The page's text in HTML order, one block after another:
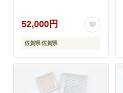
52,000円
佐賀県 佐賀県